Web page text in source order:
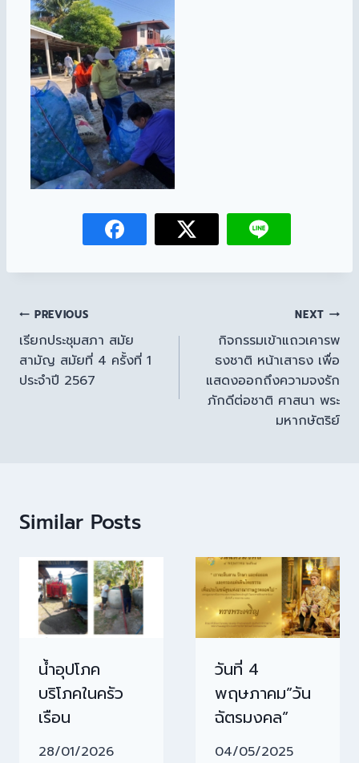
PREVIOUS
เรียกประชุมสภา สมัย
สามัญ สมัยที่ 4 ครั้งที่ 1
ประจำปี 2567
NEXT
กิจกรรมเข้าแถวเคารพ
ธงชาติ หน้าเสาธง เพื่อ
แสดงออกถึงความจงรัก
ภักดีต่อชาติ ศาสนา พระ
มหากษัตริย์
Similar Posts
น้ำอุปโภค
บริโภคในครัว
เรือน
28/01/2026
วันที่ 4
พฤษภาคม”วัน
ฉัตรมงคล”
04/05/2025